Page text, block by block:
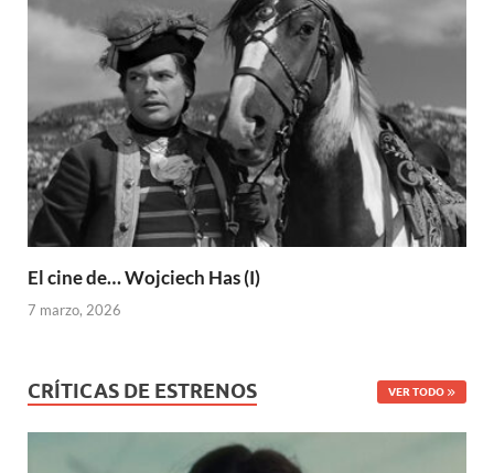
El cine de… Wojciech Has (I)
7 marzo, 2026
CRÍTICAS DE ESTRENOS VER TODO